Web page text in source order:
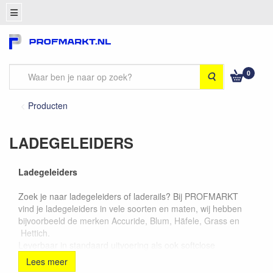
Zoeken 0
Producten
LADEGELEIDERS
Ladegeleiders
Zoek je naar ladegeleiders of laderails? Bij PROFMARKT
vind je ladegeleiders in vele soorten en maten, wij hebben
bijvoorbeeld de merken Accuride, Blum, Häfele, Grass en
Hettich.
ladegeleiders of push-to-open ladegeleiders. Zoek je
kunststof laderails of laderails voor zware toepassingen, je
Lees meer